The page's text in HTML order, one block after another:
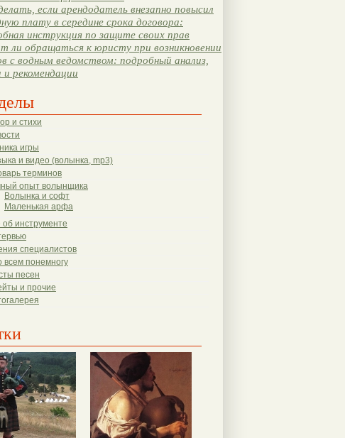
если арендодатель внезапно повысил
плату в середине срока договора:
инструкция по защите своих прав
ли обращаться к юристу при возникновении
с водным ведомством: подробный анализ,
и рекомендации
и стихи
игры
и видео (волынка, mp3)
терминов
опыт волынщика
Волынка и софт
Маленькая арфа
об инструменте
специалистов
всем понемногу
песен
и прочие